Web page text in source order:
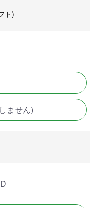
ト)
ません)